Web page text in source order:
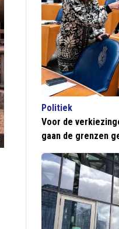
Politiek
Voor de
gaan de grenzen